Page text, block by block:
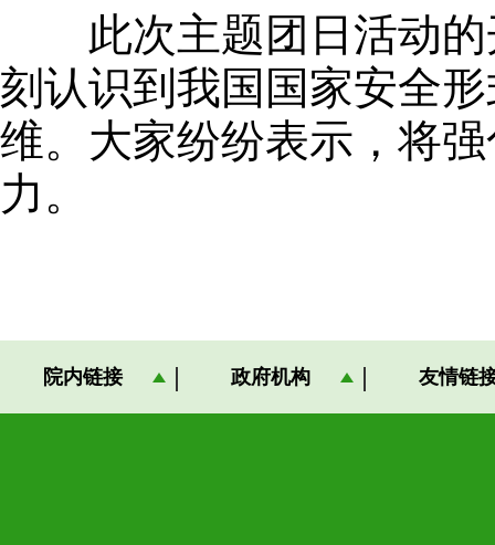
此次主题团日活动的
刻认识到我国国家安全
维。大家纷纷表示，将
力。
院内链接 政府机构 友情链